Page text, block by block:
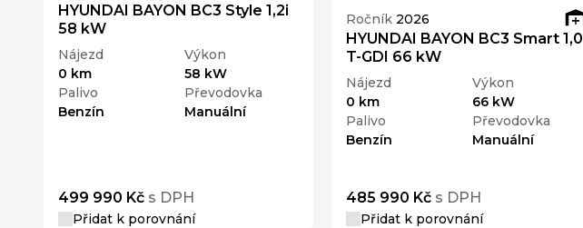
HYUNDAI BAYON BC3 Style 1,2i
58 kW
Nájezd
0 km
Výkon
58 kW
Palivo
Benzín
Převodovka
Manuální
499 990 Kč s DPH
Přidat k porovnání
Ročník 2026
HYUNDAI BAYON BC3 Smart 1,0
T-GDI 66 kW
Nájezd
0 km
Výkon
66 kW
Palivo
Benzín
Převodovka
Manuální
485 990 Kč s DPH
Přidat k porovnání